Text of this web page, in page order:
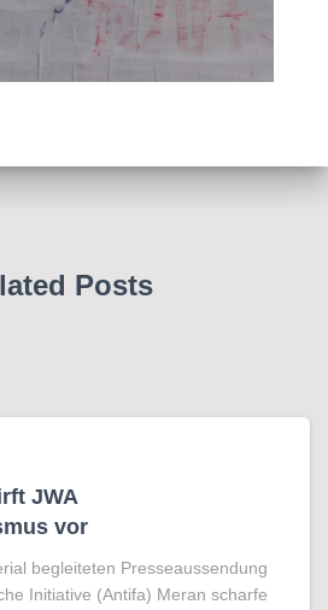
Posts
JWA
vor
begleiteten Presseaussendung
Initiative (Antifa) Meran scharfe